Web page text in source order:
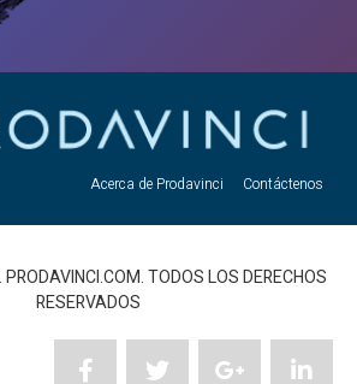
Acerca de Prodavinci Contáctenos
TODOS LOS DERECHOS
RESERVADOS